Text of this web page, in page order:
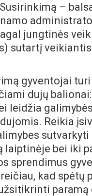
–
jungtinės
sutartį veikiantis
gyventojai
dujų
leidžia
Reikia
laiptinėje bei iki
sprendimus
kad spėtų
paramą